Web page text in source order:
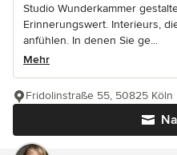
Studio Wunderkammer
Erinnerungswert. Interieurs,
anfühlen. In denen Sie ge...
Mehr
Fridolinstraße 55, 50825 Köln